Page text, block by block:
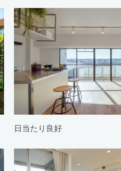
日当たり良好